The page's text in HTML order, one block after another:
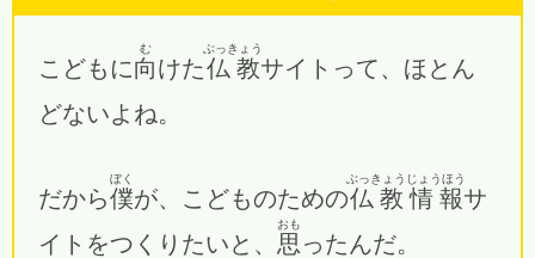
こどもに向
む
けた仏教
ぶっきょう
サイトって、ほとん
どないよね。
だから僕
ぼく
が、こどものための仏教
ぶっきょう
情報
じょうほう
サ
イトをつくりたいと、 思
おも
ったんだ。